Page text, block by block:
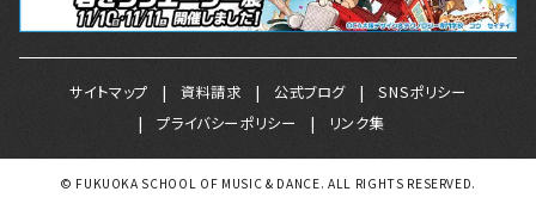
サイトマップ 資料請求 公式ブログ
SNSポリシー
プライバシーポリシー
リンク集
© FUKUOKA SCHOOL OF MUSIC & DANCE. ALL RIGHTS RESERVED.